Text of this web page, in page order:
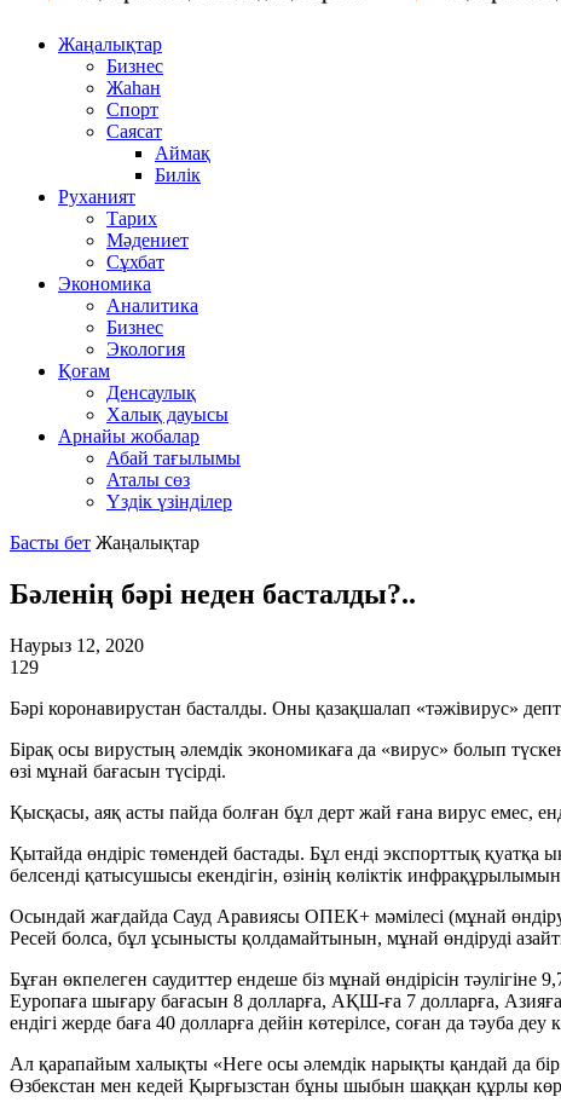
Жаңалықтар
Бизнес
Жаһан
Спорт
Саясат
Аймақ
Билік
Руханият
Тарих
Мәдениет
Сұхбат
Экономика
Аналитика
Бизнес
Экология
Қоғам
Денсаулық
Халық дауысы
Арнайы жобалар
Абай тағылымы
Аталы сөз
Үздік үзінділер
Басты бет Жаңалықтар
Бәленің бәрі неден басталды?..
Наурыз 12, 2020
129
Бәрі коронавирустан басталды. Оны қазақшалап «тәжівирус»
Бірақ осы вирустың әлемдік экономикаға да «вирус» болып
өзі мұнай бағасын түсірді.
Қысқасы, аяқ асты пайда болған бұл дерт жай ғана вирус емес,
Қытайда өндіріс төмендей бастады. Бұл енді экспорттық қуатқа
белсенді қатысушысы екендігін, өзінің көліктік
Осындай жағдайда Сауд Аравиясы ОПЕК+ мәмілесі (мұнай
Ресей болса, бұл ұсынысты қолдамайтынын, мұнай өндіруді
Бұған өкпелеген саудиттер ендеше біз мұнай өндірісін
Еуропаға шығару бағасын 8 долларға, АҚШ-ға 7 долларға, Азияға
ендігі жерде баға 40 долларға дейін көтерілсе, соған да тәуба деу
Ал қарапайым халықты «Неге осы әлемдік нарықты қандай да бір
Өзбекстан мен кедей Қырғызстан бұны шыбын шаққан құрлы